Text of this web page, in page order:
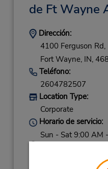
de Ft Wayne
Dirección:
4100 Ferguson Rd,
Fort Wayne, IN,
Teléfono:
2604782507
Location Type:
Corporate
Horario de servicio:
Sun - Sat 9:00 AM
Si llega en avión,